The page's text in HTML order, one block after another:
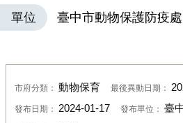
單位 臺中市動物保護防疫處
市府分類： 動物保育 最後異動日期：
發布日期： 2024-01-17 發布單位： 臺